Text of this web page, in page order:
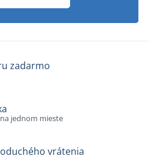
zadarmo
jednom mieste
vrátenia